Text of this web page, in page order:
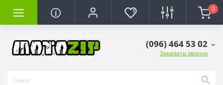
0
(096) 464 53 02
Заказать звонок